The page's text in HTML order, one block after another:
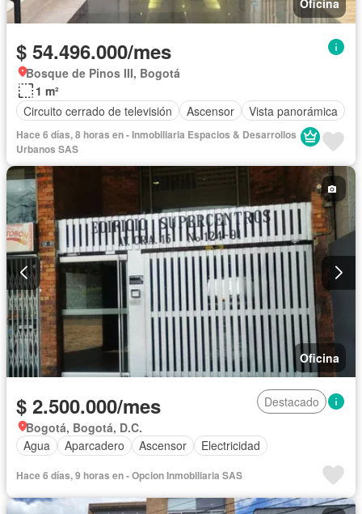
Oficina
$ 54.496.000/mes
Bosque de Pinos III, Bogotá
1 m²
Circuito cerrado de televisión
Ascensor Vista panorámica
Hace 6 días, 8 horas en - Inmobiliaria Espacios & Desarrollos
Urbanos SAS
Oficina
$ 2.500.000/mes
Destacado
Bogotá, Bogotá, D.C.
Agua
Aparcadero Ascensor Electricidad
Hace 6 días, 9 horas en - Opcion Inmobiliaria SAS